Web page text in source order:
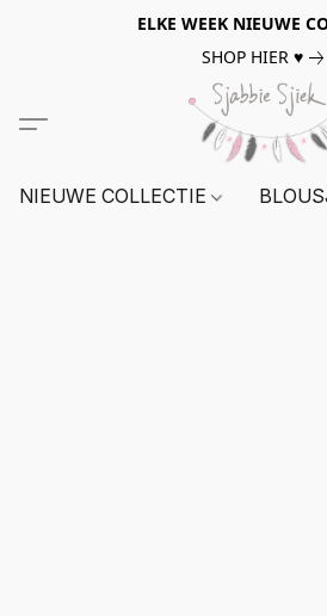
ELKE WEEK NIEUWE
SHOP HIER ♥
NIEUWE COLLECTIE